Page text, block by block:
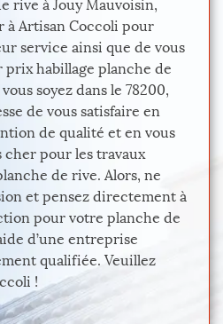
rive à Jouy Mauvoisin,
à Artisan Coccoli pour
service ainsi que de vous
habillage planche de
soyez dans le 78200,
de vous satisfaire en
de qualité et en vous
pour les travaux
de rive. Alors, ne
et pensez directement à
pour votre planche de
d’une entreprise
qualifiée. Veuillez
!